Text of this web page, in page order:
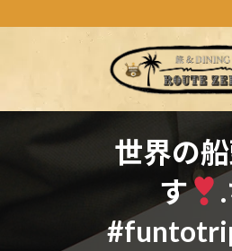
ン
ビ
世界の
す